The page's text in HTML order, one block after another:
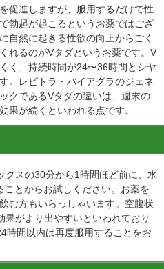
促進しますが、服用するだけで性
勃起が起こるというお薬ではござ
自然に起きる性欲の向上からごく
れるのがVタダというお薬です。V
く、持続時間が24〜36時間とシヤ
。レビトラ・バイアグラのジェネ
クであるVタダの違いは、週末の
果が続くといわれる点です。
クスの30分から1時間ほど前に、水
ことからお試しください。お薬を
む方もいらっしゃいます。空腹状
果がより出やすいといわれており
時間以内は再度服用することをお